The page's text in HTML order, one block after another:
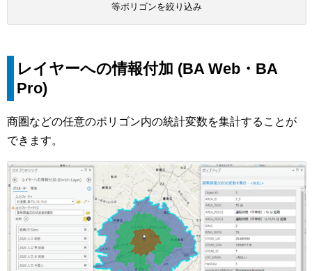
等ポリゴンを絞り込み
レイヤーへの情報付加 (BA Web・BA
Pro)
商圏などの任意のポリゴン内の統計変数を集計することが
できます。